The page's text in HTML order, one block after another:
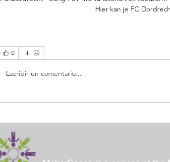
Hier kan je FC
0
Escribir un comentario...